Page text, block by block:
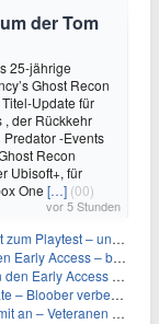
der Tom
25-jährige
Ghost Recon
Update für
, der Rückkehr
-Events
Recon
Ubisoft+, für
One […] (00)
vor 5 Stunden
und erscheint schon bald!
– bald gehts los!
heute im feudalen Japan
Grafik und Performance
endlich weiter aufsteigen